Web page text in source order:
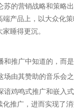
的营销战略和策略
端产品上，以大众
睡得更沉。
推广中知道的，而
由其赞助的音乐会
鸡鸣式推广和嵌入
推广，进而实现了